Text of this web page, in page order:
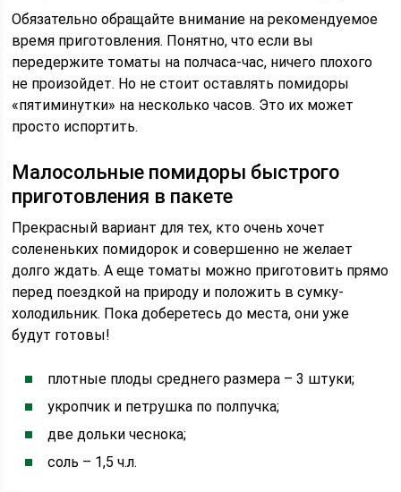
Обязательно обращайте внимание на рекомендуемое
время приготовления. Понятно, что если вы
передержите томаты на полчаса-час, ничего плохого
не произойдет. Но не стоит оставлять помидоры
«пятиминутки» на несколько часов. Это их может
просто испортить.
Малосольные помидоры быстрого
приготовления в пакете
Прекрасный вариант для тех, кто очень хочет
солененьких помидорок и совершенно не желает
долго ждать. А еще томаты можно приготовить прямо
перед поездкой на природу и положить в сумку-
холодильник. Пока доберетесь до места, они уже
будут готовы!
плотные плоды среднего размера – 3 штуки;
укропчик и петрушка по полпучка;
две дольки чеснока;
соль – 1,5 ч.л.